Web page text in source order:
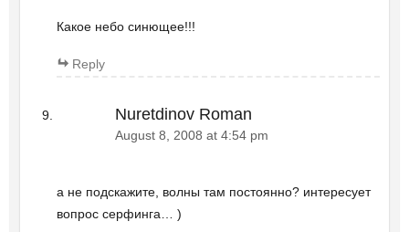
Какое небо синющее!!!
Reply
Nuretdinov Roman
August 8, 2008 at 4:54 pm
а не подскажите, волны там постоянно? интересует
вопрос серфинга… )